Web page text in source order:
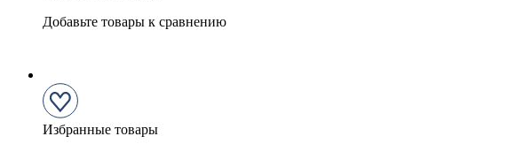
Добавьте товары к сравнению
Избранные товары